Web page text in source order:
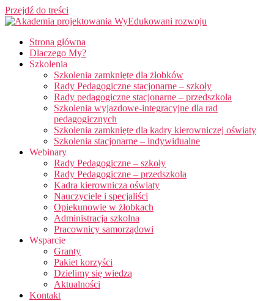
Przejdź do treści
Strona główna
Dlaczego My?
Szkolenia
Szkolenia zamknięte dla żłobków
Rady Pedagogiczne stacjonarne – szkoły
Rady pedagogiczne stacjonarne – przedszkola
Szkolenia wyjazdowe-integracyjne dla rad
pedagogicznych
Szkolenia zamknięte dla kadry kierowniczej oświaty
Szkolenia stacjonarne – indywidualne
Webinary
Rady Pedagogiczne – szkoły
Rady Pedagogiczne – przedszkola
Kadra kierownicza oświaty
Nauczyciele i specjaliści
Opiekunowie w żłobkach
Administracja szkolna
Pracownicy samorządowi
Wsparcie
Granty
Pakiet korzyści
Dzielimy się wiedzą
Aktualności
Kontakt